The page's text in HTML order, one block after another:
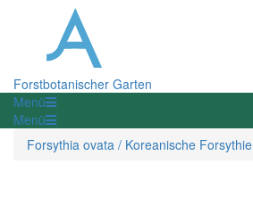
Forstbotanischer Garten
Menü
Menü
Forsythia ovata / Koreanische Forsythie